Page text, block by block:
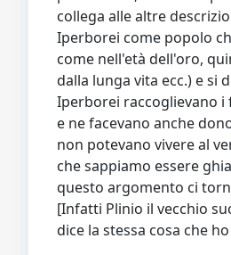
collega alle altre
Iperborei come popolo
come nell'età dell'oro,
dalla lunga vita ecc.) e si
Iperborei raccoglievano
e ne facevano anche
non potevano vivere al
che sappiamo essere
questo argomento ci
[Infatti Plinio il vecchio
dice la stessa cosa che